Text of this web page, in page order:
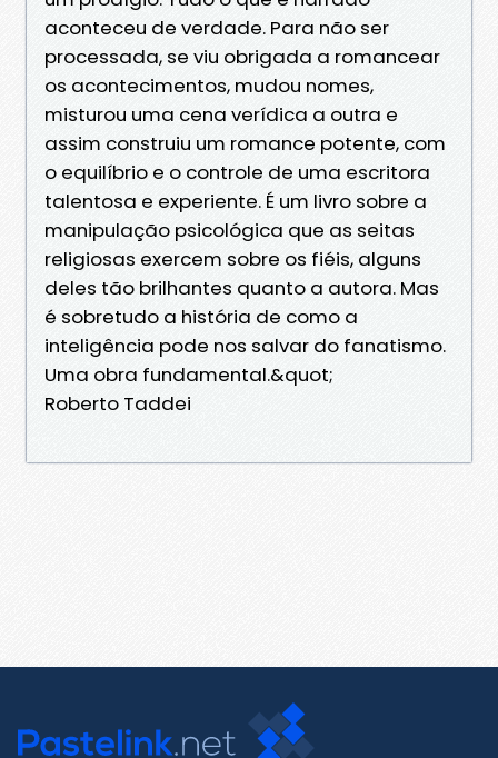
aconteceu de verdade. Para não ser
processada, se viu obrigada a romancear
os acontecimentos, mudou nomes,
misturou uma cena verídica a outra e
assim construiu um romance potente, com
o equilíbrio e o controle de uma escritora
talentosa e experiente. É um livro sobre a
manipulação psicológica que as seitas
religiosas exercem sobre os fiéis, alguns
deles tão brilhantes quanto a autora. Mas
é sobretudo a história de como a
inteligência pode nos salvar do fanatismo.
Uma obra fundamental.&quot;
Roberto Taddei